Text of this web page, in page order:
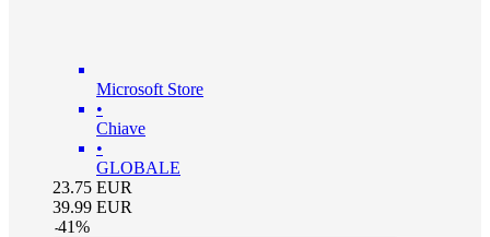
Microsoft Store
•
Chiave
•
GLOBALE
23.75 EUR
39.99 EUR
-41%